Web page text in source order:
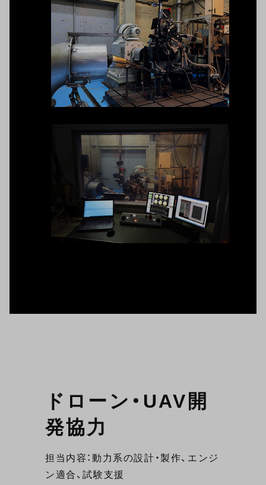
ドローン・UAV開
発協力
担当内容：動力系の設計・製作、エンジ
ン適合、試験支援